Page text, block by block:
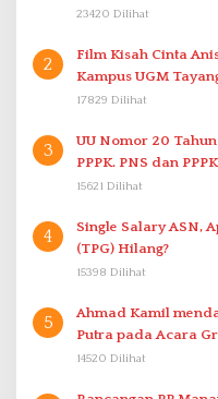
23420 Dilihat
2
Film Kisah Cinta
Kampus UGM
17829 Dilihat
3
UU Nomor 20
PPPK. PNS dan
15621 Dilihat
4
Single Salary ASN,
(TPG) Hilang?
15398 Dilihat
5
Ahmad Kamil mendampingi Langsung Dike Mandala
Putra pada Acara
Proklamasi Mirip
14520 Dilihat